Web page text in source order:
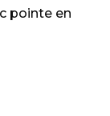
pointe en